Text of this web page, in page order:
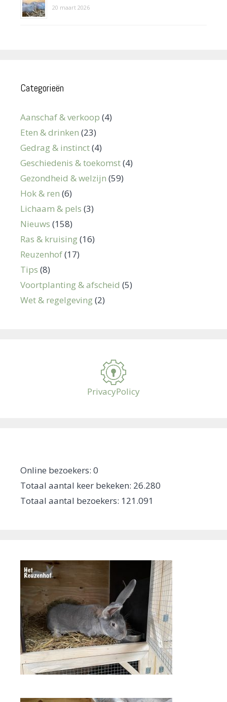
20 maart 2026
Categorieën
Aanschaf & verkoop (4)
Eten & drinken (23)
Gedrag & instinct(4)
Geschiedenis & toekomst(4)
Gezondheid & welzijn (59)
Hok & ren (6)
Lichaam & pels (3)
Nieuws (158)
Ras & kruising(16)
Reuzenhof(17)
Tips (8)
Voortplanting & afscheid (5)
Wet & regelgeving(2)
PrivacyPolicy
Online bezoekers: 0
Totaal aantal keer bekeken: 26.280
Totaal aantal bezoekers: 121.091